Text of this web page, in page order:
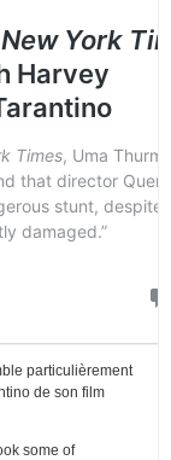
particulièrement
de son film
some of